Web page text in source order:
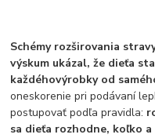
Schémy rozširovania
výskum ukázal, že dieťa
každéhovýrobky od
oneskorenie pri podávaní
postupovať podľa pravidla:
sa dieťa rozhodne, koľko